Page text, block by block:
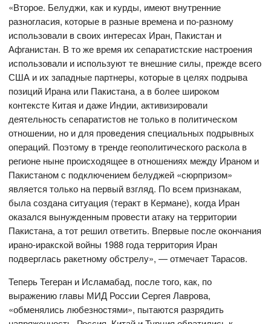
«Второе. Белуджи, как и курды, имеют внутренние
разногласия, которые в разные времена и по-разному
использовали в своих интересах Иран, Пакистан и
Афганистан. В то же время их сепаратистские настроения
использовали и используют те внешние силы, прежде всего
США и их западные партнеры, которые в целях подрыва
позиций Ирана или Пакистана, а в более широком
контексте Китая и даже Индии, активизировали
деятельность сепаратистов не только в политическом
отношении, но и для проведения специальных подрывных
операций. Поэтому в тренде геополитического раскола в
регионе ныне происходящее в отношениях между Ираном и
Пакистаном с подключением белуджей «сюрпризом»
является только на первый взгляд. По всем признакам,
была создана ситуация (теракт в Кермане), когда Иран
оказался вынужденным провести атаку на территории
Пакистана, а тот решил ответить. Впервые после окончания
ирано-иракской войны 1988 года территория Иран
подверглась ракетному обстрелу», — отмечает Тарасов.
Теперь Тегеран и Исламабад, после того, как, по
выражению главы МИД России Сергея Лаврова,
«обменялись любезностями», пытаются разрядить